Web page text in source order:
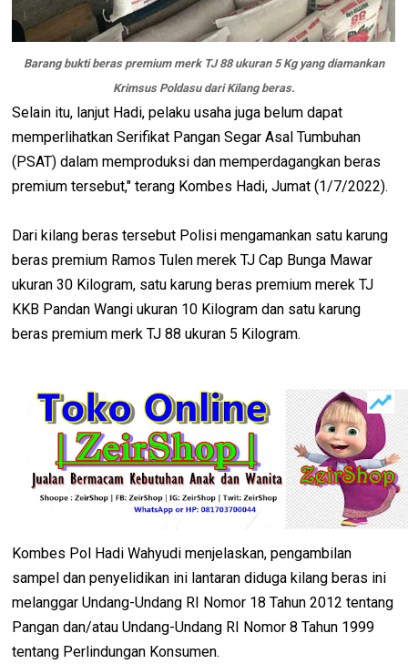
Barang bukti beras premium merk TJ 88 ukuran 5 Kg yang diamankan
Krimsus Poldasu dari Kilang beras.
Selain itu, lanjut Hadi, pelaku usaha juga belum dapat
memperlihatkan Serifikat Pangan Segar Asal Tumbuhan
(PSAT) dalam memproduksi dan memperdagangkan beras
premium tersebut," terang Kombes Hadi, Jumat (1/7/2022).
Dari kilang beras tersebut Polisi mengamankan satu karung
beras premium Ramos Tulen merek TJ Cap Bunga Mawar
ukuran 30 Kilogram, satu karung beras premium merek TJ
KKB Pandan Wangi ukuran 10 Kilogram dan satu karung
beras premium merk TJ 88 ukuran 5 Kilogram.
Kombes Pol Hadi Wahyudi menjelaskan, pengambilan
sampel dan penyelidikan ini lantaran diduga kilang beras ini
melanggar Undang-Undang RI Nomor 18 Tahun 2012 tentang
Pangan dan/atau Undang-Undang RI Nomor 8 Tahun 1999
tentang Perlindungan Konsumen.